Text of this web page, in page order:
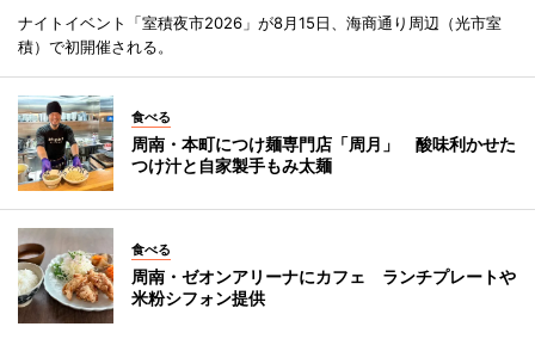
ナイトイベント「室積夜市2026」が8月15日、海商通り周辺（光市室
積）で初開催される。
食べる
周南・本町につけ麺専門店「周月」 酸味利かせた
つけ汁と自家製手もみ太麺
食べる
周南・ゼオンアリーナにカフェ ランチプレートや
米粉シフォン提供